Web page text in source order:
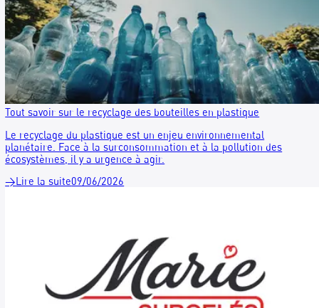
Tout savoir sur le papier recyclé
Le papier recyclé est un papier fabriqué à partir de fibres
utilisées, issues de papiers collectés après usage (journaux,
documents de bureau, emballages…) ou de chutes de
→Lire la suite 22/06/2026
Tout savoir sur le recyclage des bouteilles en plastique